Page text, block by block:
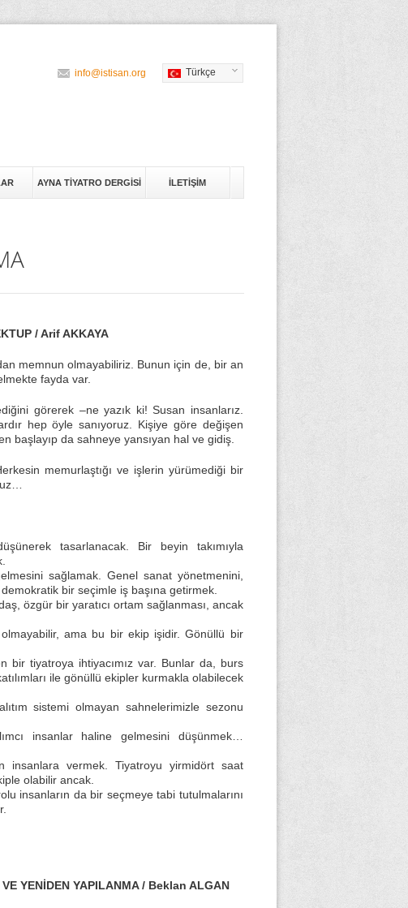
Türkçe
info@istisan.org
AYNA TİYATRO DERGİSİ İLETİŞİM
/ Arif AKKAYA
memnun olmayabiliriz. Bunun için de, bir an
fayda var.
görerek –ne yazık ki! Susan insanlarız.
hep öyle sanıyoruz. Kişiye göre değişen
başlayıp da sahneye yansıyan hal ve gidiş.
memurlaştığı ve işlerin yürümediği bir
tasarlanacak. Bir beyin takımıyla
sağlamak. Genel sanat yönetmenini,
bir seçimle iş başına getirmek.
özgür bir yaratıcı ortam sağlanması, ancak
ama bu bir ekip işidir. Gönüllü bir
bir tiyatroya ihtiyacımız var. Bunlar da, burs
ile gönüllü ekipler kurmakla olabilecek
sistemi olmayan sahnelerimizle sezonu
insanlar haline gelmesini düşünmek…
insanlara vermek. Tiyatroyu yirmidört saat
olabilir ancak.
insanların da bir seçmeye tabi tutulmalarını
YENİDEN YAPILANMA / Beklan ALGAN